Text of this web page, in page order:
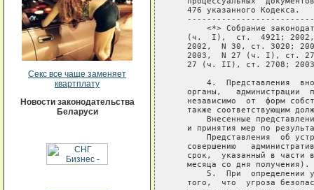
Секс все чаще заменяет
квартплату
Новости законодательства
Беларуси